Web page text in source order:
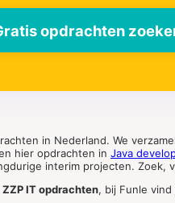
opdrachten
in Nederland. We
hier opdrachten in Java
interim projecten.
ZZP IT opdrachten, bij Funle